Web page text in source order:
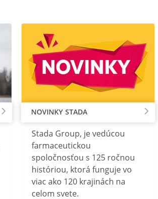
NOVINKY STADA
Stada Group, je vedúcou
farmaceutickou
spoločnosťou s 125 ročnou
históriou, ktorá funguje vo
viac ako 120 krajinách na
celom svete.